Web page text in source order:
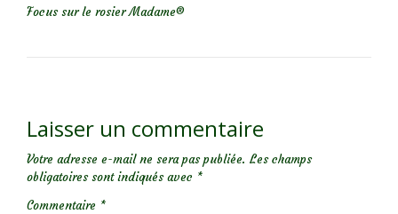
Focus sur le rosier Madame®
Laisser un commentaire
Votre adresse e-mail ne sera pas publiée. Les champs
obligatoires sont indiqués avec *
Commentaire *